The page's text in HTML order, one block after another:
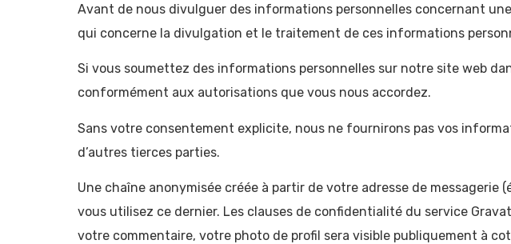
Avant de nous divulguer des informations personnelles concernant
qui concerne la divulgation et le traitement de ces informations
Si vous soumettez des informations personnelles sur notre site web
conformément aux autorisations que vous nous accordez.
Sans votre consentement explicite, nous ne fournirons pas vos
d’autres tierces parties.
Une chaîne anonymisée créée à partir de votre adresse de
vous utilisez ce dernier. Les clauses de confidentialité du service
votre commentaire, votre photo de profil sera visible publiquement à